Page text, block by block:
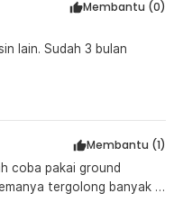
Membantu (0)
lain. Sudah 3 bulan
Membantu (1)
coba pakai ground
tergolong banyak jd